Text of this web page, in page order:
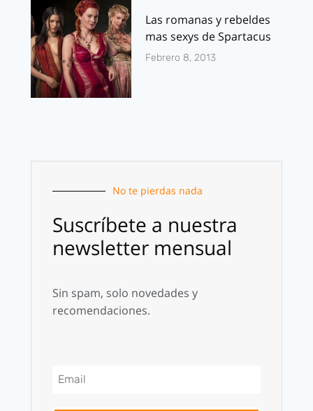
Las romanas y rebeldes
mas sexys de Spartacus
Febrero 8, 2013
No te pierdas nada
Suscríbete a nuestra
newsletter mensual
Sin spam, solo novedades y
recomendaciones.